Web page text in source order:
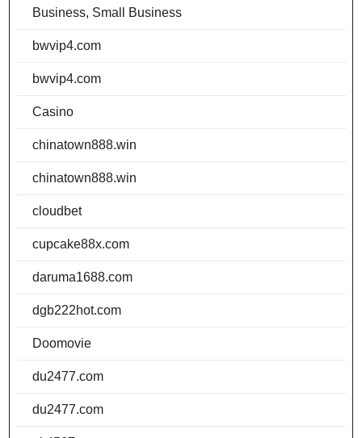
Business, Small Business
bwvip4.com
bwvip4.com
Casino
chinatown888.win
chinatown888.win
cloudbet
cupcake88x.com
daruma1688.com
dgb222hot.com
Doomovie
du2477.com
du2477.com